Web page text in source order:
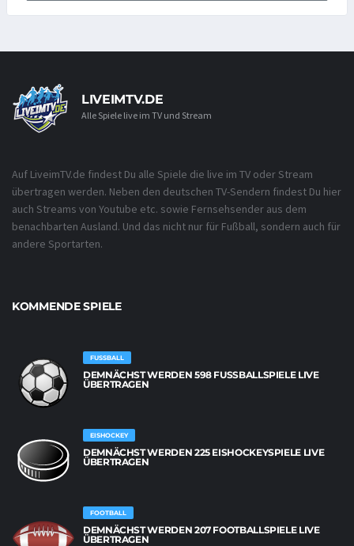
LIVEIMTV.DE
Alle Spiele live im TV und Stream
Auf LiveimTV.de findest Du alle Spiele die live im TV oder Stream
übertragen werden. Neben den deutschen TV-Sendern findest Du hier
auch Streams von Youtube etc. sowie Fernsehsender aus dem
benachbarten Ausland. Und das nicht nur für Fußball, sondern auch für
andere Sportarten.
KOMMENDE SPIELE
FUSSBALL
DEMNÄCHST WERDEN 598 FUSSBALLSPIELE LIVE Ü
BERTRAGEN
EISHOCKEY
DEMNÄCHST WERDEN 225 EISHOCKEYSPIELE LIVE
ÜBERTRAGEN
FOOTBALL
DEMNÄCHST WERDEN 207 FOOTBALLSPIELE LIVE
ÜBERTRAGEN